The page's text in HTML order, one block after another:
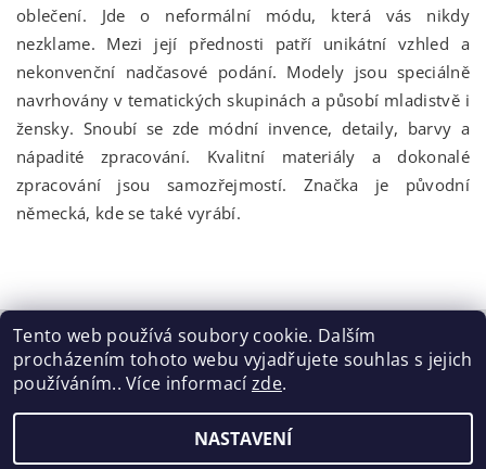
oblečení. Jde o neformální módu, která vás nikdy
nezklame. Mezi její přednosti patří unikátní vzhled a
nekonvenční nadčasové podání. Modely jsou speciálně
navrhovány v tematických skupinách a působí mladistvě i
žensky. Snoubí se zde módní invence, detaily, barvy a
nápadité zpracování. Kvalitní materiály a dokonalé
zpracování jsou samozřejmostí. Značka je původní
německá, kde se také vyrábí.
Tabulka velikostí | Doprava a Platba | Blog |
Podmínky ochrany osobních údajů | Obchodní podmínky
Výměna / vrácení zboží
Tento web používá soubory cookie. Dalším
procházením tohoto webu vyjadřujete souhlas s jejich
používáním.. Více informacízde.
NASTAVENÍ